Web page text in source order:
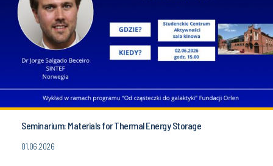
Seminarium: Materials for Thermal Energy Storage
01.06.2026